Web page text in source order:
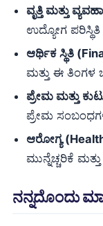
ವೃತ್ತಿ ಮತ್ತು
ಉದ್ಯೋಗ ಪರಿಸ್ಥಿತಿ
ಆರ್ಥಿಕ ಸ್ಥಿತಿ
ಮತ್ತು ಈ ತಿಂಗಳ
ಪ್ರೇಮ ಮತ್ತು
ಪ್ರೇಮ
ಆರೋಗ್ಯ
ಮುನ್ನೆಚ್ಚರಿಕೆ
ನನ್ನದೊಂದು